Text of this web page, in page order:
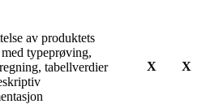
av produktets
typeprøving,
tabellverdier
X X